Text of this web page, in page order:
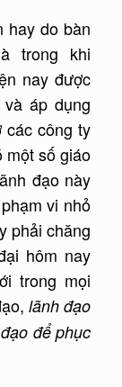
hay do bàn
trong khi
nay được
áp dụng
các công ty
một số giáo
đạo này
vi nhỏ
phải chăng
hôm nay
trong mọi
lãnh đạo
để phục